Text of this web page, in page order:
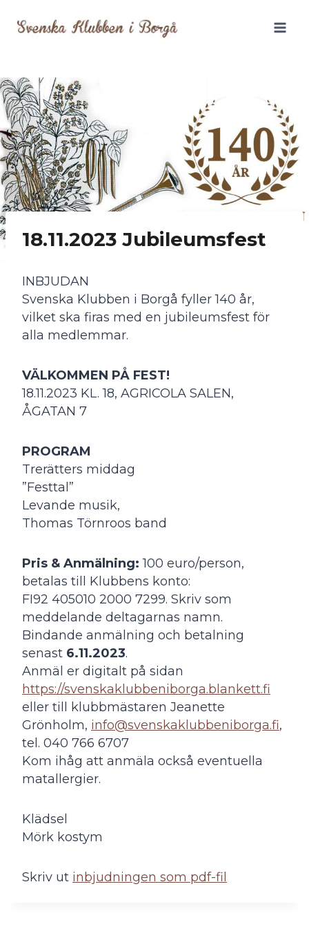
sisältöön
18.11.2023 Jubileumsfest
INBJUDAN
Svenska Klubben i Borgå fyller 140 år,
vilket ska firas med en jubileumsfest för
alla medlemmar.
VÄLKOMMEN PÅ FEST!
18.11.2023 KL. 18, AGRICOLA SALEN,
ÅGATAN 7
PROGRAM
Trerätters middag
”Festtal”
Levande musik,
Thomas Törnroos band
Pris & Anmälning:100 euro/person,
betalas till Klubbens konto:
FI92 405010 2000 7299. Skriv som
meddelande deltagarnas namn.
Bindande anmälning och betalning
senast 6.11.2023.
Anmäl er digitalt på sidan
https://svenskaklubbeniborga.blankett.fi
eller till klubbmästaren Jeanette
Grönholm, info@svenskaklubbeniborga.fi,
tel. 040 766 6707
Kom ihåg att anmäla också eventuella
matallergier.
Klädsel
Mörk kostym
Skriv ut inbjudningen som pdf-fil